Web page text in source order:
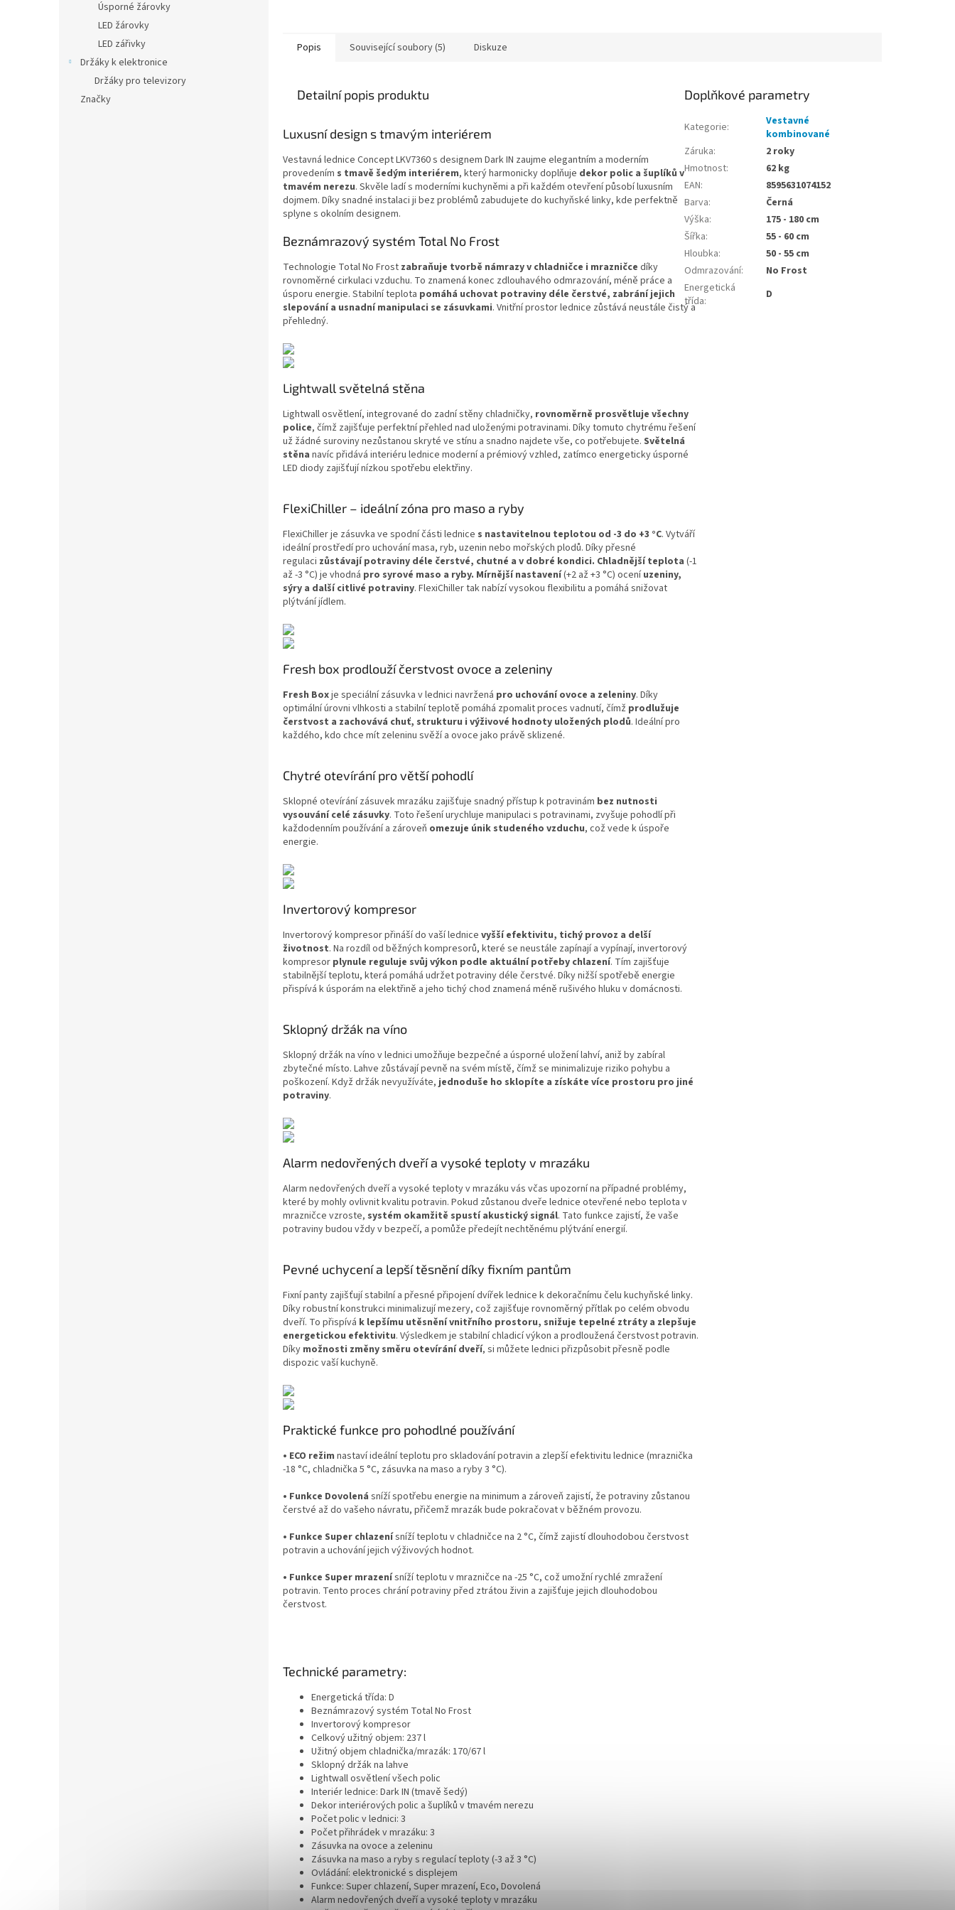
Úsporné žárovky
LED žárovky
LED zářivky
Držáky k elektronice
Držáky pro televizory
Značky
Popis Související soubory (5) Diskuze
Detailní popis produktu
Luxusní design s tmavým interiérem
Vestavná lednice Concept LKV7360 s designem Dark IN zaujme elegantním a moderním
provedením s tmavě šedým interiérem, který harmonicky doplňuje dekor polic a šuplíků v
tmavém nerezu. Skvěle ladí s moderními kuchyněmi a při každém otevření působí luxusním
dojmem. Díky snadné instalaci ji bez problémů zabudujete do kuchyňské linky, kde perfektně
splyne s okolním designem.
Beznámrazový systém Total No Frost
Technologie Total No Frost zabraňuje tvorbě námrazy v chladničce i mrazničce díky
rovnoměrné cirkulaci vzduchu. To znamená konec zdlouhavého odmrazování, méně práce a
úsporu energie. Stabilní teplota pomáhá uchovat potraviny déle čerstvé, zabrání jejich
slepování a usnadní manipulaci se zásuvkami. Vnitřní prostor lednice zůstává neustále čistý a
přehledný.
Lightwall světelná stěna
Lightwall osvětlení, integrované do zadní stěny chladničky, rovnoměrně prosvětluje všechny
police, čímž zajišťuje perfektní přehled nad uloženými potravinami. Díky tomuto chytrému řešení
už žádné suroviny nezůstanou skryté ve stínu a snadno najdete vše, co potřebujete. Světelná
stěna navíc přidává interiéru lednice moderní a prémiový vzhled, zatímco energeticky úsporné
LED diody zajišťují nízkou spotřebu elektřiny.
FlexiChiller – ideální zóna pro maso a ryby
FlexiChiller je zásuvka ve spodní části lednice s nastavitelnou teplotou od -3 do +3 °C. Vytváří
ideální prostředí pro uchování masa, ryb, uzenin nebo mořských plodů. Díky přesné
regulaci zůstávají potraviny déle čerstvé, chutné a v dobré kondici. Chladnější teplota (-1
až -3 °C) je vhodná pro syrové maso a ryby. Mírnější nastavení(+2 až +3 °C) ocení uzeniny,
sýry a další citlivé potraviny. FlexiChiller tak nabízí vysokou flexibilitu a pomáhá snižovat
plýtvání jídlem.
Fresh box prodlouží čerstvost ovoce a zeleniny
Fresh Boxje speciální zásuvka v lednici navržená pro uchování ovoce a zeleniny. Díky
optimální úrovni vlhkosti a stabilní teplotě pomáhá zpomalit proces vadnutí, čímž prodlužuje
čerstvost a zachovává chuť, strukturu i výživové hodnoty uložených plodů. Ideální pro
každého, kdo chce mít zeleninu svěží a ovoce jako právě sklizené.
Chytré otevírání pro větší pohodlí
Sklopné otevírání zásuvek mrazáku zajišťuje snadný přístup k potravinám bez nutnosti
vysouvání celé zásuvky. Toto řešení urychluje manipulaci s potravinami, zvyšuje pohodlí při
každodenním používání a zároveň omezuje únik studeného vzduchu, což vede k úspoře
energie.
Invertorový kompresor
Invertorový kompresor přináší do vaší lednice vyšší efektivitu, tichý provoz a delší
životnost. Na rozdíl od běžných kompresorů, které se neustále zapínají a vypínají, invertorový
kompresor plynule reguluje svůj výkon podle aktuální potřeby chlazení. Tím zajišťuje
stabilnější teplotu, která pomáhá udržet potraviny déle čerstvé. Díky nižší spotřebě energie
přispívá k úsporám na elektřině a jeho tichý chod znamená méně rušivého hluku v domácnosti.
Sklopný držák na víno
Sklopný držák na víno v lednici umožňuje bezpečné a úsporné uložení lahví, aniž by zabíral
zbytečné místo. Lahve zůstávají pevně na svém místě, čímž se minimalizuje riziko pohybu a
poškození. Když držák nevyužíváte, jednoduše ho sklopíte a získáte více prostoru pro jiné
potraviny.
Alarm nedovřených dveří a vysoké teploty v mrazáku
Alarm nedovřených dveří a vysoké teploty v mrazáku vás včas upozorní na případné problémy,
které by mohly ovlivnit kvalitu potravin. Pokud zůstanou dveře lednice otevřené nebo teplota v
mrazničce vzroste, systém okamžitě spustí akustický signál. Tato funkce zajistí, že vaše
potraviny budou vždy v bezpečí, a pomůže předejít nechtěnému plýtvání energií.
Pevné uchycení a lepší těsnění díky fixním pantům
Fixní panty zajišťují stabilní a přesné připojení dvířek lednice k dekoračnímu čelu kuchyňské linky.
Díky robustní konstrukci minimalizují mezery, což zajišťuje rovnoměrný přítlak po celém obvodu
dveří. To přispívá k lepšímu utěsnění vnitřního prostoru, snižuje tepelné ztráty a zlepšuje
energetickou efektivitu. Výsledkem je stabilní chladicí výkon a prodloužená čerstvost potravin.
Díky možnosti změny směru otevírání dveří, si můžete lednici přizpůsobit přesně podle
dispozic vaší kuchyně.
Praktické funkce pro pohodlné používání
• ECO režim nastaví ideální teplotu pro skladování potravin a zlepší efektivitu lednice (mraznička
-18 °C, chladnička 5 °C, zásuvka na maso a ryby 3 °C).
• Funkce Dovolená sníží spotřebu energie na minimum a zároveň zajistí, že potraviny zůstanou
čerstvé až do vašeho návratu, přičemž mrazák bude pokračovat v běžném provozu.
• Funkce Super chlazenísníží teplotu v chladničce na 2 °C, čímž zajistí dlouhodobou čerstvost
potravin a uchování jejich výživových hodnot.
• Funkce Super mrazenísníží teplotu v mrazničce na -25 °C, což umožní rychlé zmražení
potravin. Tento proces chrání potraviny před ztrátou živin a zajišťuje jejich dlouhodobou
čerstvost.
Technické parametry:
Energetická třída: D
Beznámrazový systém Total No Frost
Invertorový kompresor
Celkový užitný objem: 237 l
Užitný objem chladnička/mrazák: 170/67 l
Sklopný držák na lahve
Lightwall osvětlení všech polic
Interiér lednice: Dark IN (tmavě šedý)
Dekor interiérových polic a šuplíků v tmavém nerezu
Počet polic v lednici: 3
Počet přihrádek v mrazáku: 3
Zásuvka na ovoce a zeleninu
Zásuvka na maso a ryby s regulací teploty (-3 až 3 °C)
Ovládání: elektronické s displejem
Funkce: Super chlazení, Super mrazení, Eco, Dovolená
Alarm nedovřených dveří a vysoké teploty v mrazáku
Doplňkové parametry
Kategorie:
Vestavné
kombinované
Záruka:
2 roky
Hmotnost:
62 kg
EAN:
8595631074152
Barva:
Černá
Výška:
175 - 180 cm
Šířka:
55 - 60 cm
Hloubka:
50 - 55 cm
Odmrazování:
No Frost
Energetická
třída: D